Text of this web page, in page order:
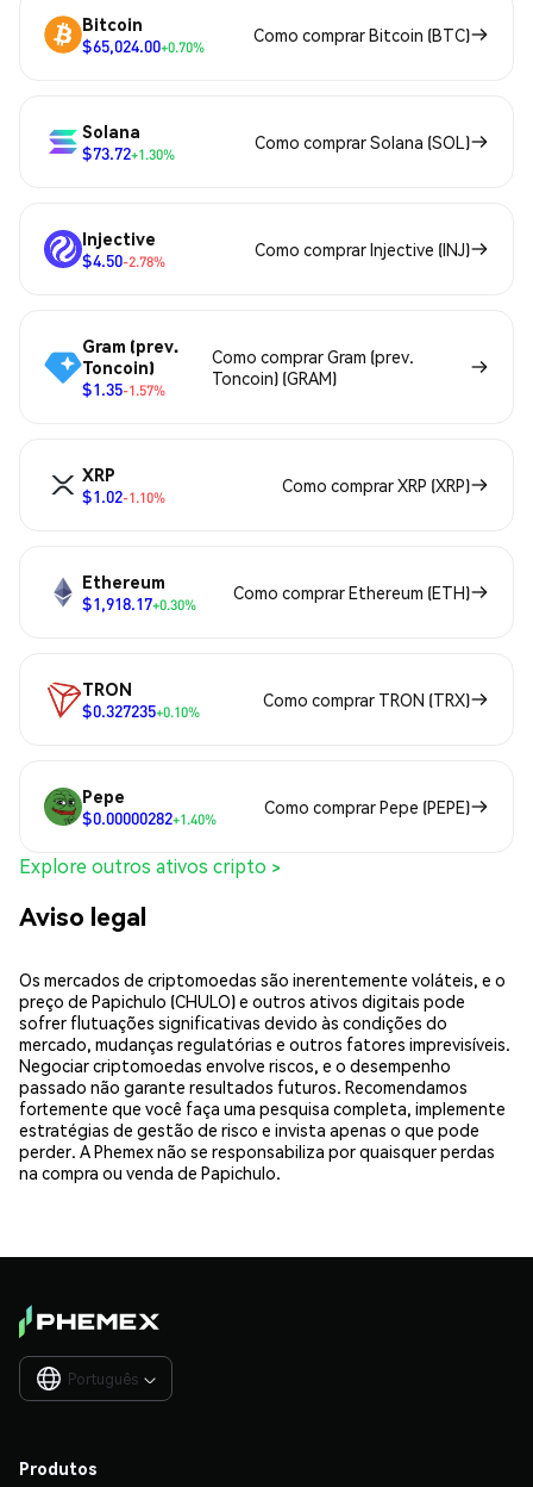
Bitcoin
$65,024.00+0.70%
Como comprar Bitcoin (BTC)
Solana
$73.72+1.30%
Como comprar Solana (SOL)
Injective
$4.50-2.78%
Como comprar Injective (INJ)
Gram (prev.
Toncoin)
$1.35-1.57%
Como comprar Gram (prev.
Toncoin) (GRAM)
XRP
$1.02-1.10%
Como comprar XRP (XRP)
Ethereum
$1,918.17+0.30%
Como comprar Ethereum (ETH)
TRON
$0.327235+0.10%
Como comprar TRON (TRX)
Pepe
$0.00000282+1.40%
Como comprar Pepe (PEPE)
Explore outros ativos cripto >
Aviso legal
Os mercados de criptomoedas são inerentemente voláteis, e o
preço de Papichulo (CHULO) e outros ativos digitais pode
sofrer flutuações significativas devido às condições do
mercado, mudanças regulatórias e outros fatores imprevisíveis.
Negociar criptomoedas envolve riscos, e o desempenho
passado não garante resultados futuros. Recomendamos
fortemente que você faça uma pesquisa completa, implemente
estratégias de gestão de risco e invista apenas o que pode
perder. A Phemex não se responsabiliza por quaisquer perdas
na compra ou venda de Papichulo.
Português 
Produtos